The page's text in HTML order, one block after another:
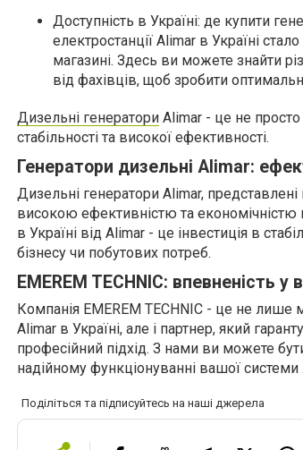
Доступність в Україні: де купити
електростанції Alimar в Україні
магазині. Здесь ви можете знайти
від фахівців, щоб зробити
Дизельні генератори Alimar - це не просто
стабільності та високої ефективності.
Генератори дизельні Alimar:
Дизельні генератори Alimar,
високою ефективністю та
в Україні від Alimar - це інвестиція в
бізнесу чи побутових потреб.
EMEREM TECHNIC: впевненість у
Компанія EMEREM TECHNIC - це не лише
Alimar в Україні, але і партнер, який
професійний підхід. З нами ви можете
надійному функціонуванні вашої
Поділіться та підписуйтесь на наші джерела